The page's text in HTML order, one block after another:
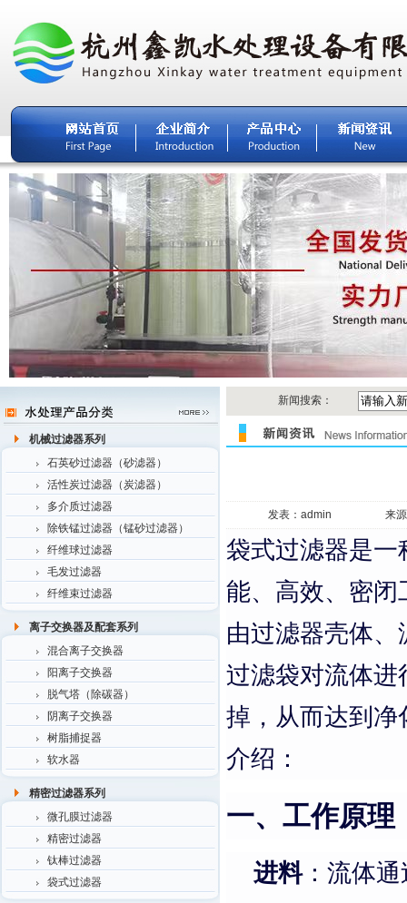
机械过滤器系列
石英砂过滤器（砂滤器）
活性炭过滤器（炭滤器）
多介质过滤器
除铁锰过滤器（锰砂过滤器）
纤维球过滤器
毛发过滤器
纤维束过滤器
离子交换器及配套系列
混合离子交换器
阳离子交换器
脱气塔（除碳器）
阴离子交换器
树脂捕捉器
软水器
精密过滤器系列
微孔膜过滤器
精密过滤器
钛棒过滤器
袋式过滤器
新闻搜索：
发表：admin 来
袋式过滤器是
能、高效、密
由过滤器壳体
过滤袋对流体
掉，从而达到
介绍：
一、工作原理
进料：流体